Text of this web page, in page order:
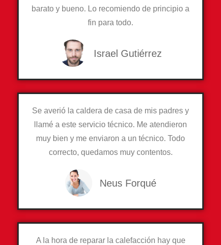
barato y bueno. Lo recomiendo de principio a
fin para todo.
Israel Gutiérrez
Se averió la caldera de casa de mis padres y
llamé a este servicio técnico. Me atendieron
muy bien y me enviaron a un técnico. Todo
correcto, quedamos muy contentos.
Neus Forqué
A la hora de reparar la calefacción hay que